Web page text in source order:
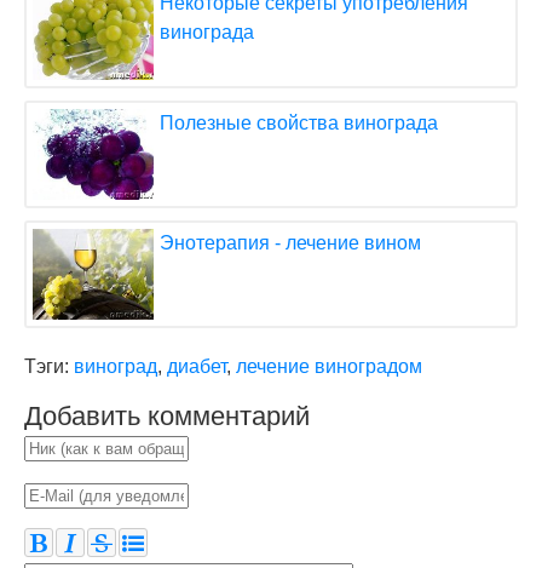
винограда
Полезные свойства винограда
Энотерапия - лечение вином
Тэги: виноград, диабет, лечение виноградом
Добавить комментарий